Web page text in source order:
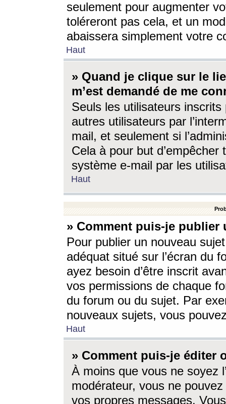
seulement pour augmenter
toléreront pas cela, et un
abaissera simplement votre
Haut
» Quand je clique sur le
m’est demandé de me
Seuls les utilisateurs
autres utilisateurs par
mail, et seulement si
Cela à pour but
système e-mail par les
Haut
» Comment puis-je
Pour publier un nouveau
adéquat situé sur l’écran du
ayez besoin d’être inscrit
vos permissions de chaque
du forum ou du sujet. Par
nouveaux sujets, vous
Haut
» Comment puis-je éditer
À moins que vous ne soyez
modérateur, vous ne
vos propres messages.